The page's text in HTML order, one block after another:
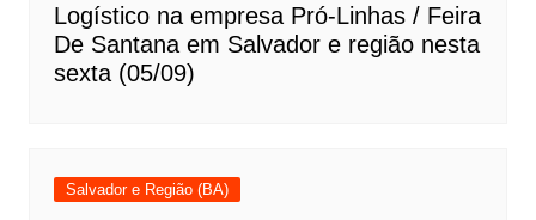
Logístico na empresa Pró-Linhas / Feira
De Santana em Salvador e região nesta
sexta (05/09)
Salvador e Região (BA)